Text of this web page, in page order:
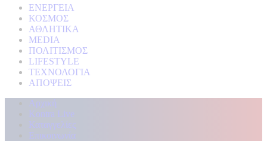
ΕΝΕΡΓΕΙΑ
ΚΟΣΜΟΣ
ΑΘΛΗΤΙΚΑ
MEDIA
ΠΟΛΙΤΙΣΜΟΣ
LIFESTYLE
ΤΕΧΝΟΛΟΓΙΑ
ΑΠΟΨΕΙΣ
Αρχική
Kontra Live
Καταγγελίες
Επικοινωνία